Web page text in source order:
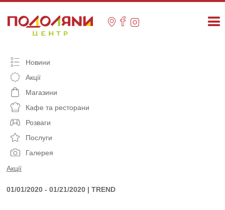
content
Новини
Акції
Магазини
Кафе та ресторани
Розваги
Послуги
Галерея
Акції
01/01/2020 - 01/21/2020 | TREND